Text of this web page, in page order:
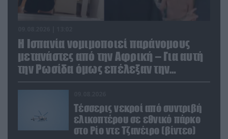
Η Ισπανία νομιμοποιεί παράνομους
μετανάστες από την Αφρική – Για αυτή
την Ρωσίδα όμως επέλεξαν την
απέλαση
Τέσσερις νεκροί από συντριβή
ελικοπτέρου σε εθνικό πάρκο
στο Ρίο ντε Τζανέιρο (βίντεο)